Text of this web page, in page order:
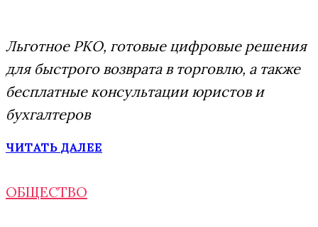
Льготное РКО, готовые цифровые решения
для быстрого возврата в торговлю, а также
бесплатные консультации юристов и
бухгалтеров
ЧИТАТЬ ДАЛЕЕ
ОБЩЕСТВО